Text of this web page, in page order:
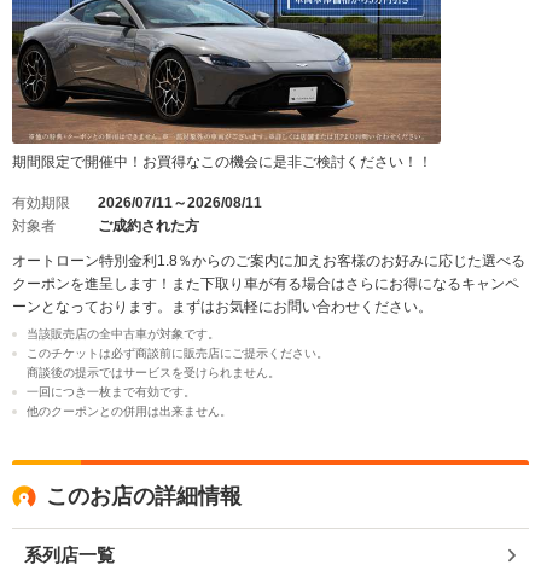
期間限定で開催中！お買得なこの機会に是非ご検討ください！！
有効期限
2026/07/11～2026/08/11
対象者
ご成約された方
オートローン特別金利1.8％からのご案内に加えお客様のお好みに応じた選べる
クーポンを進呈します！また下取り車が有る場合はさらにお得になるキャンペ
ーンとなっております。まずはお気軽にお問い合わせください。
当該販売店の全中古車が対象です。
このチケットは必ず商談前に販売店にご提示ください。
商談後の提示ではサービスを受けられません。
一回につき一枚まで有効です。
他のクーポンとの併用は出来ません。
このお店の詳細情報
系列店一覧